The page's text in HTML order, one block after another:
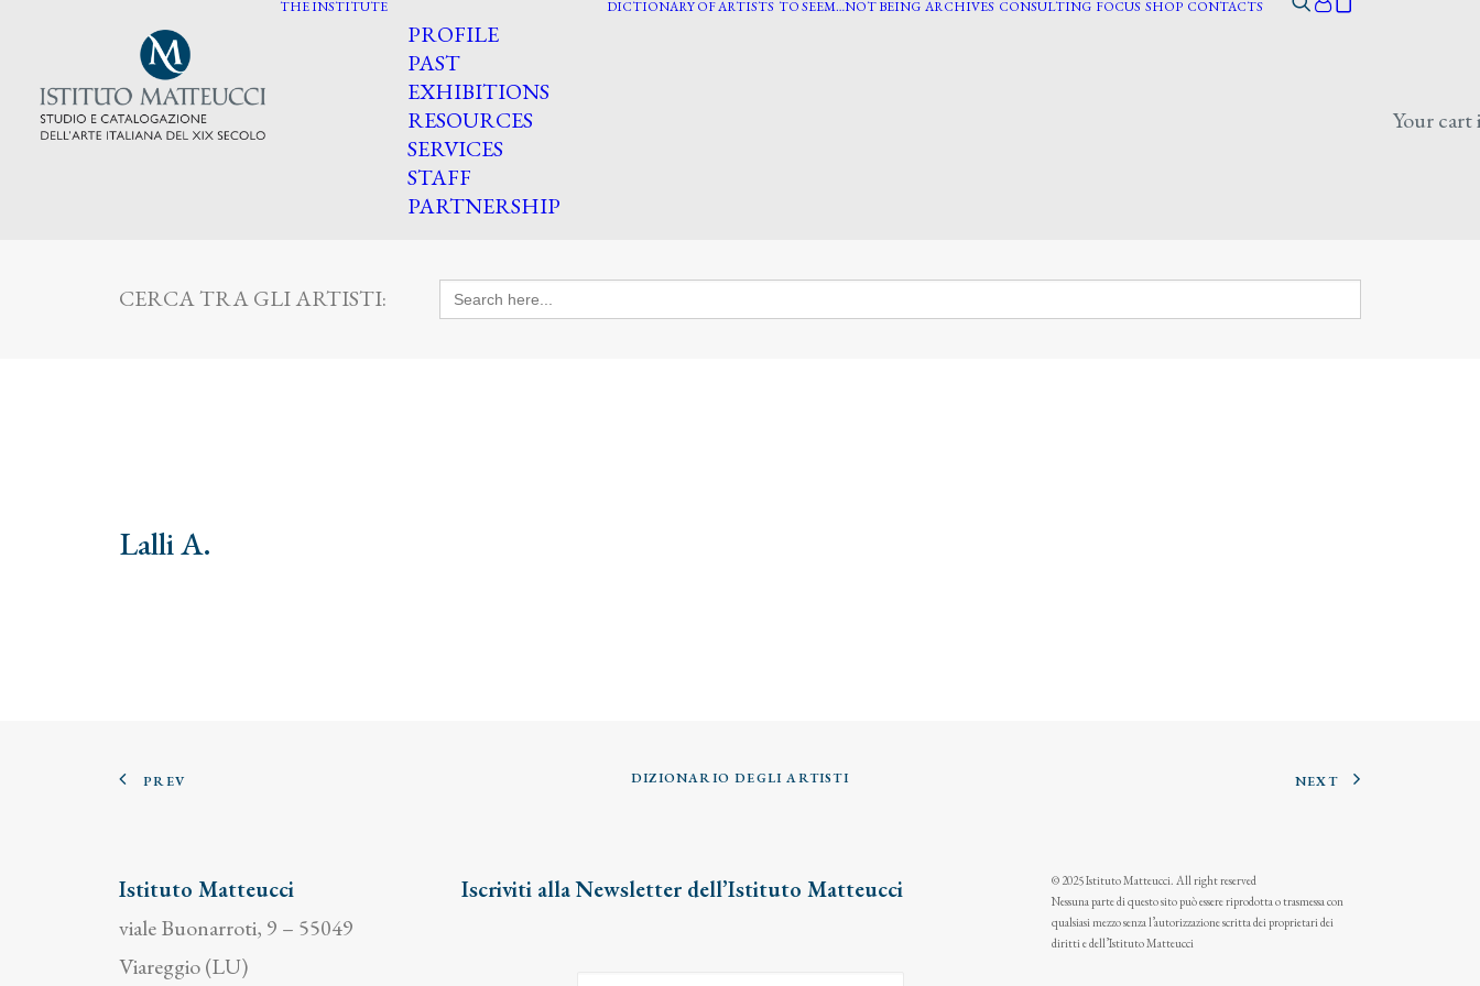
THE INSTITUTE
PROFILE
PAST
EXHIBITIONS
RESOURCES
SERVICES
STAFF
PARTNERSHIP
DICTIONARY OF ARTISTS TO SEEM…NOT BEING ARCHIVES CONSULTING FOCUS SHOP CONTACTS
Your cart
CERCA TRA GLI ARTISTI: Search
for:
Lalli A.
PREV DIZIONARIO DEGLI ARTISTI NEXT
Istituto Matteucci
viale Buonarroti, 9 – 55049
Viareggio (LU)
Iscriviti alla Newsletter dell’Istituto Matteucci
© 2025 Istituto Matteucci. All right reserved
Nessuna parte di questo sito può essere riprodotta o trasmessa con
qualsiasi mezzo senza l’autorizzazione scritta dei proprietari dei
diritti e dell’Istituto Matteucci